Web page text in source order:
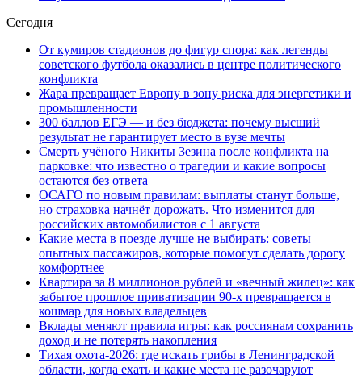
Сегодня
От кумиров стадионов до фигур спора: как легенды
советского футбола оказались в центре политического
конфликта
Жара превращает Европу в зону риска для энергетики и
промышленности
300 баллов ЕГЭ — и без бюджета: почему высший
результат не гарантирует место в вузе мечты
Смерть учёного Никиты Зезина после конфликта на
парковке: что известно о трагедии и какие вопросы
остаются без ответа
ОСАГО по новым правилам: выплаты станут больше,
но страховка начнёт дорожать. Что изменится для
российских автомобилистов с 1 августа
Какие места в поезде лучше не выбирать: советы
опытных пассажиров, которые помогут сделать дорогу
комфортнее
Квартира за 8 миллионов рублей и «вечный жилец»: как
забытое прошлое приватизации 90-х превращается в
кошмар для новых владельцев
Вклады меняют правила игры: как россиянам сохранить
доход и не потерять накопления
Тихая охота-2026: где искать грибы в Ленинградской
области, когда ехать и какие места не разочаруют